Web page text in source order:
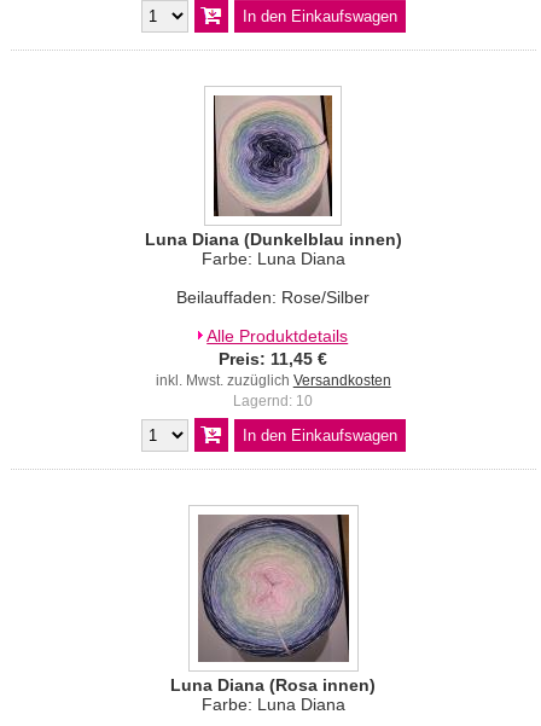
Luna Diana (Dunkelblau innen)
Farbe: Luna Diana
Beilauffaden: Rose/Silber
Alle Produktdetails
Preis: 11,45 €
inkl. Mwst. zuzüglich Versandkosten
Lagernd: 10
Luna Diana (Rosa innen)
Farbe: Luna Diana